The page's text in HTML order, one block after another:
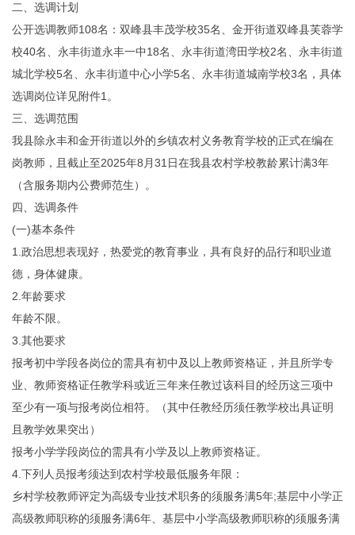
二、选调计划
公开选调教师108名：双峰县丰茂学校35名、金开街道双峰县芙蓉学
校40名、永丰街道永丰一中18名、永丰街道湾田学校2名、永丰街道
城北学校5名、永丰街道中心小学5名、永丰街道城南学校3名，具体
选调岗位详见附件1。
三、选调范围
我县除永丰和金开街道以外的乡镇农村义务教育学校的正式在编在
岗教师，且截止至2025年8月31日在我县农村学校教龄累计满3年
（含服务期内公费师范生）。
四、选调条件
(一)基本条件
1.政治思想表现好，热爱党的教育事业，具有良好的品行和职业道
德，身体健康。
2.年龄要求
年龄不限。
3.其他要求
报考初中学段各岗位的需具有初中及以上教师资格证，并且所学专
业、教师资格证任教学科或近三年来任教过该科目的经历这三项中
至少有一项与报考岗位相符。（其中任教经历须任教学校出具证明
且教学效果突出）
报考小学学段岗位的需具有小学及以上教师资格证。
4.下列人员报考须达到农村学校最低服务年限：
乡村学校教师评定为高级专业技术职务的须服务满5年;基层中小学正
高级教师职称的须服务满6年、基层中小学高级教师职称的须服务满